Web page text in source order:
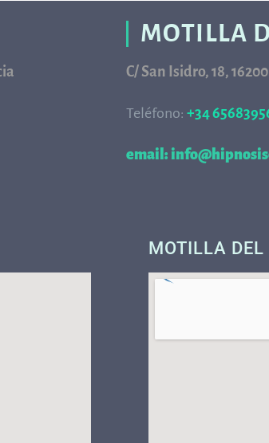
MOTILLA
C/ San Isidro, 18,
Teléfono: +34
email:
MOTILLA